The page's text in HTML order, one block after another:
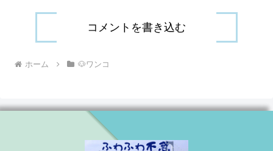
コメントを書き込む
ホーム 🐶ワンコ